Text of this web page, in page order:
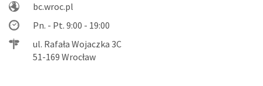
bc.wroc.pl
Pn. - Pt. 9:00 - 19:00
ul. Rafała Wojaczka 3C
51-169 Wrocław